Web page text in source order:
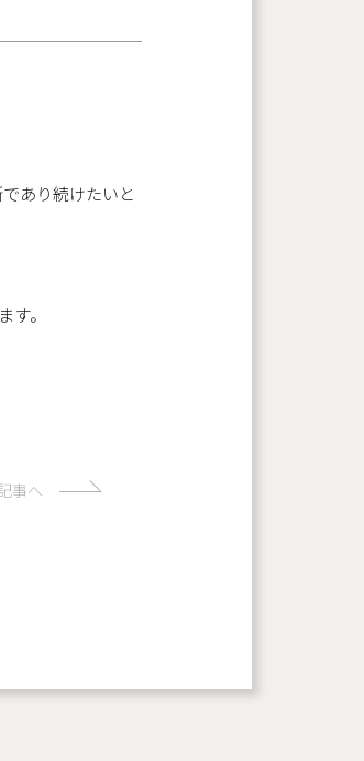
あり続けたいと
。
事へ